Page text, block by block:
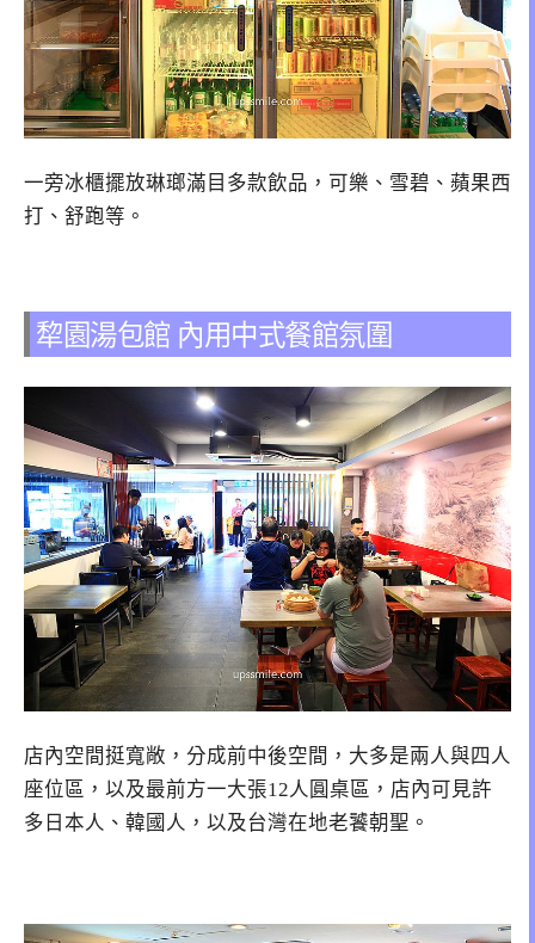
一旁冰櫃擺放琳瑯滿目多款飲品，可樂、雪碧、蘋果西
打、舒跑等。
犂園湯包館 內用中式餐館氛圍
店內空間挺寬敞，分成前中後空間，大多是兩人與四人
座位區，以及最前方一大張12人圓桌區，店內可見許
多日本人、韓國人，以及台灣在地老饕朝聖。